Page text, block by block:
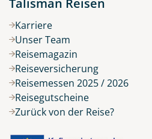
Karriere
Unser Team
Reisemagazin
Reiseversicherung
Reisemessen 2025 / 2026
Reisegutscheine
Zurück von der Reise?